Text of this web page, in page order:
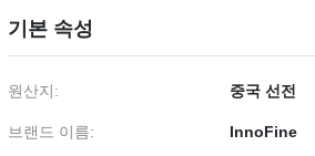
기본 속성
원산지: 중국 선전
브랜드 이름: InnoFine